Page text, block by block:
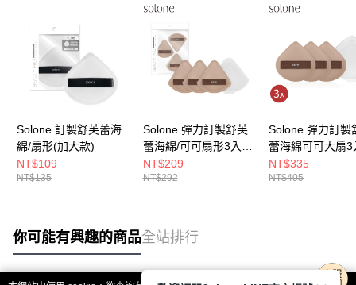
Solone 訂製舒芙蕾海
綿/扇形(加大款)
NT$109
NT$135
Solone 彈力訂製舒芙
蕾海綿/可可扇形3入組
(附小扇形收納盒)
NT$209
NT$292
Solone 彈力訂製
蕾海綿可可大扇3
(贈 收納盒/栗子
NT$335
NT$405
你可能有興趣的商品全站排行